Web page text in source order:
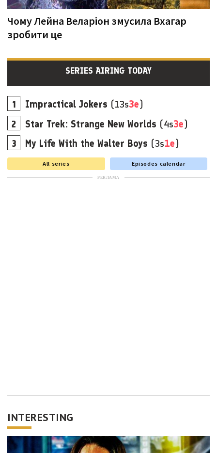
Чому Лейна Веларіон змусила Вхагар
зробити це
SERIES AIRING TODAY
Impractical Jokers (13s3e)
Star Trek: Strange New Worlds (4s3e)
My Life With the Walter Boys (3s1e)
All series Episodes calendar
РЕКЛАМА
INTERESTING